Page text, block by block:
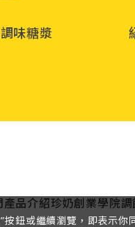
味糖漿
產品介紹珍奶創業學院
鈕或繼續瀏覽，即表示